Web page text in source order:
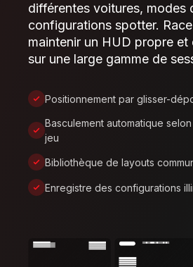
différentes voitures, modes
configurations spotter.
maintenir un HUD propre et
sur une large gamme de
Positionnement par glisser-
Basculement automatique
jeu
Bibliothèque de layouts
Enregistre des configurations